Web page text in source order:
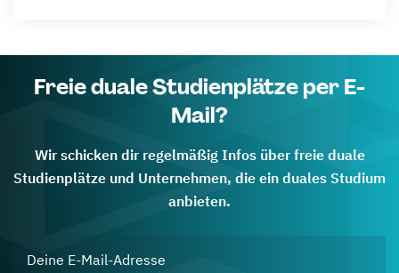
Freie duale Studienplätze per E-
Mail?
Wir schicken dir regelmäßig Infos über freie duale
Studienplätze und Unternehmen, die ein duales Studium
anbieten.
Deine E-Mail-Adresse